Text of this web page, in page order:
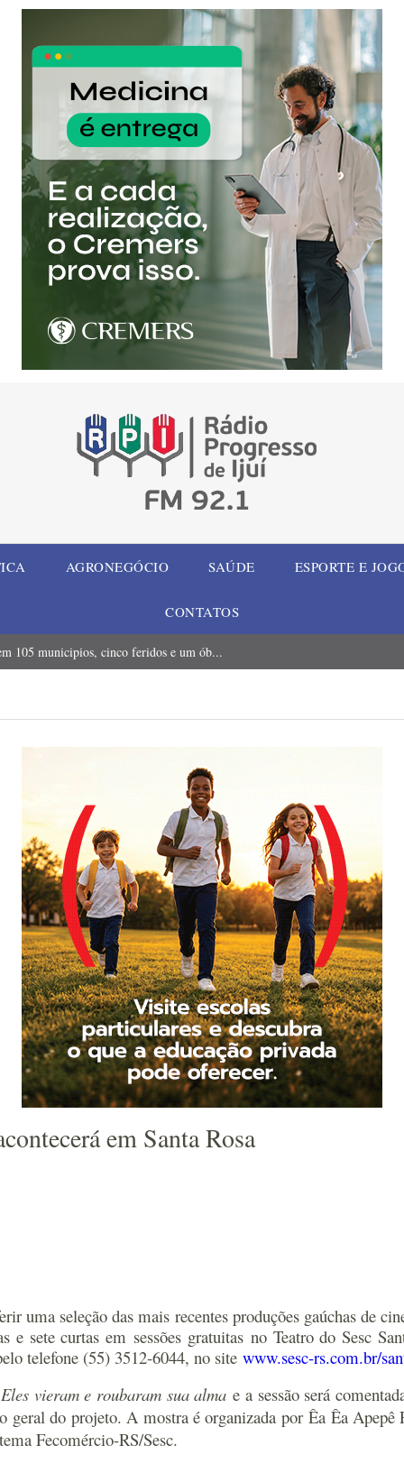
AGRONEGÓCIO SAÚDE ESPORTE E
CONTATOS
105 municipios, cinco feridos e um ób...
em Santa Rosa
uma seleção das mais recentes produções gaúchas de
sete curtas em sessões gratuitas no Teatro do Sesc
telefone (55) 3512-6044, no site www.sesc-rs.com.br/
Eles vieram e roubaram sua alma e a sessão será
geral do projeto. A mostra é organizada por Êa Êa
Fecomércio-RS/Sesc.